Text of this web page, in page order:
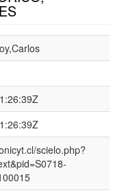
scielo.php?